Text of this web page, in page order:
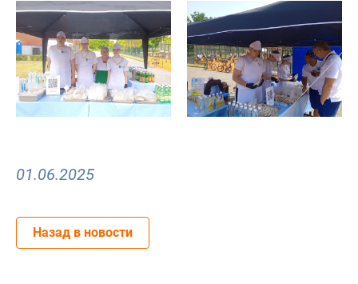
01.06.2025
Назад в новости